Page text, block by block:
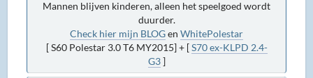
Mannen blijven kinderen, alleen het speelgoed wordt
duurder.
Check hier mijn BLOGen WhitePolestar
[ S60 Polestar 3.0 T6 MY2015] + [S70 ex-KLPD 2.4-
G3]